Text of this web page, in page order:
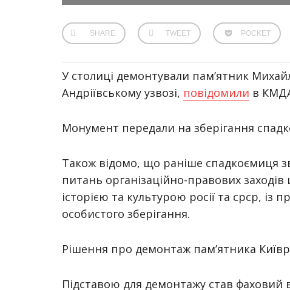
SHARE TWEET POCKET
У столиці демонтували пам’ятник
Андріївському узвозі, повідомили в
Монумент передали на зберігання
Також відомо, що раніше спадкоємиця
питань організаційно-правових заходів
історією та культурою росії та срср,
особистого зберігання.
Рішення про демонтаж пам’ятника
Підставою для демонтажу став фаховий